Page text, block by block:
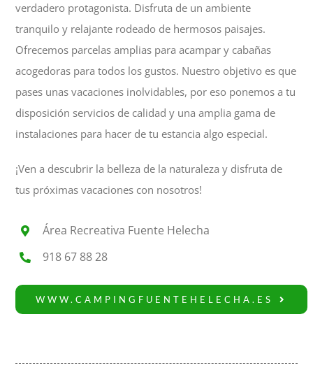
verdadero protagonista. Disfruta de un ambiente
tranquilo y relajante rodeado de hermosos paisajes.
Ofrecemos parcelas amplias para acampar y cabañas
acogedoras para todos los gustos. Nuestro objetivo es que
pases unas vacaciones inolvidables, por eso ponemos a tu
disposición servicios de calidad y una amplia gama de
instalaciones para hacer de tu estancia algo especial.
¡Ven a descubrir la belleza de la naturaleza y disfruta de
tus próximas vacaciones con nosotros!
Área Recreativa Fuente Helecha
918 67 88 28
WWW.CAMPINGFUENTEHELECHA.ES